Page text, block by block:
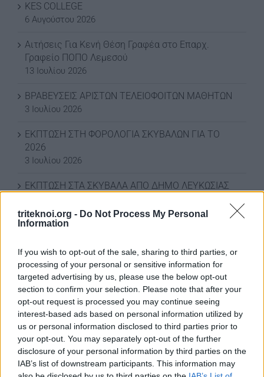
triteknoi.org - Do Not Process My Personal
Information
If you wish to opt-out of the sale, sharing to third parties, or
processing of your personal or sensitive information for
targeted advertising by us, please use the below opt-out
section to confirm your selection. Please note that after your
opt-out request is processed you may continue seeing
interest-based ads based on personal information utilized by
us or personal information disclosed to third parties prior to
your opt-out. You may separately opt-out of the further
disclosure of your personal information by third parties on the
IAB’s list of downstream participants. This information may
KES COLLEGE
6 Αυγούστου 2026
Αιτήσεις Για Κενή Θέση Γραφέα στο Επαρχ.
Γραφείο ΠΟΠΟ Λεμεσού
13 Ιουλίου 2026
ΒΡΑΒΕΥΣΕΙΣ ΑΡΙΣΤΩΝ ΤΕΛΕΙΟΦΟΙΤΩΝ ΜΑΘΗΤΩΝ
3 Ιουλίου 2026
ΕΚΠΤΩΣΗ ΣΤΗ ΦΟΡΟΛΟΓΙΑ ΣΚΥΒΑΛΩΝ ΓΙΑ ΤΟ
2026
3 Ιουλίου 2026
ΕΚΠΤΩΣΗ ΣΤΑ ΣΚΥΒΑΛΑ ΑΠΟ ΔΗΜΟ ΛΕΥΚΩΣΙΑΣ
Water World Ayia Napa Cyprus ΕΚΠΤΩΣΗ ΓΙΑ 2026
ΕΚΠΤΩΣΗ ΑΠΟ ΚΟΙΝΟΤΙΚΟ ΣΥΜΒΟΥΛΙΟ
ΜΑΡΩΝΙΟΥ
3 Ιουνίου 2026
ΟΙ ΕΚΔΗΛΩΣΕΙΣ ΜΑΣ